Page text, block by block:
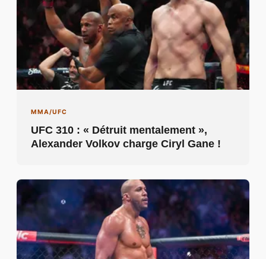
MMA/UFC
UFC 310 : « Détruit mentalement »,
Alexander Volkov charge Ciryl Gane !